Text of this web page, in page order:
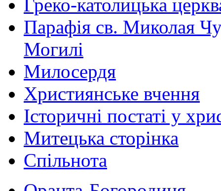
Греко-католицька
Парафія св. Миколая
Могилі
Милосердя
Християнське вчення
Історичні постаті у
Митецька сторінка
Спільнота